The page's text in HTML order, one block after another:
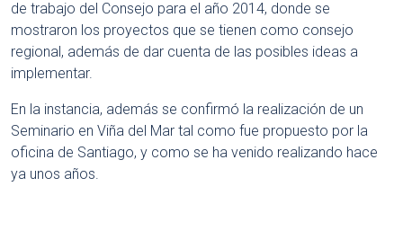
de trabajo del Consejo para el año 2014, donde se
mostraron los proyectos que se tienen como consejo
regional, además de dar cuenta de las posibles ideas a
implementar.
En la instancia, además se confirmó la realización de un
Seminario en Viña del Mar tal como fue propuesto por la
oficina de Santiago, y como se ha venido realizando hace
ya unos años.